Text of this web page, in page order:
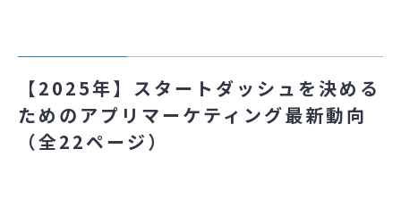
【2025年】スタートダッシュを決める
ためのアプリマーケティング最新動向
（全22ページ）